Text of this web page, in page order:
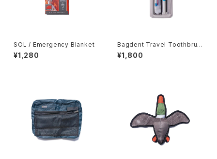
SOL / Emergency Blanket
¥1,280
Bagdent Travel Toothbrus
h Set
¥1,800